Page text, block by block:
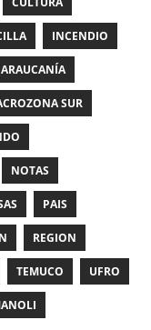
INCENDIO
SUR
NOTAS
PAIS
REGION
TEMUCO UFRO